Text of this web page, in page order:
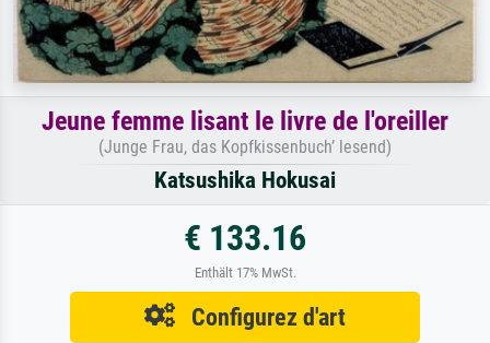
Jeune femme lisant le livre de l'oreiller
(Junge Frau, das Kopfkissenbuch’ lesend)
Katsushika Hokusai
€ 133.16
Enthält 17% MwSt.
Configurez d'art